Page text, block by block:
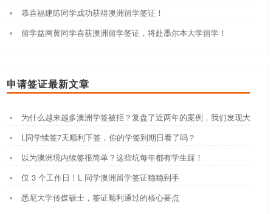
恭喜福建陈同学成功获得澳洲留学签证！
留学益网黄同学喜获澳洲留学签证，将赴墨尔本大学留学！
申请签证最新文章
为什么越来越多澳洲学签被拒？复盘了近两年的案例，我们发现大家都踩
L同学续签7天顺利下签，你的学签到期日看了吗？
以为澳洲境内续签很简单？这些坑每年都有学生踩！
仅 3 个工作日！L 同学澳洲留学签证稳稳到手
悉尼大学传媒硕士，签证顺利通过的核心要点